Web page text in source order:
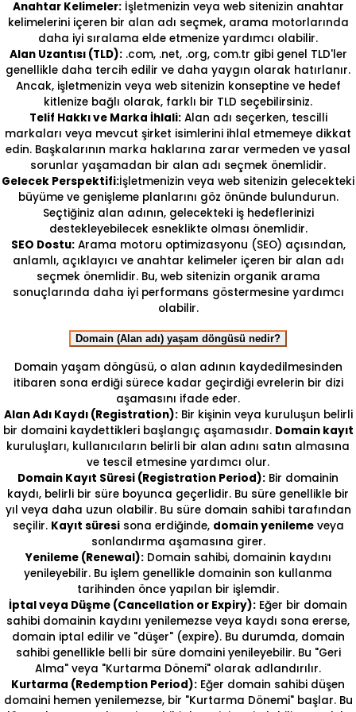
Anahtar Kelimeler:İşletmenizin veya web sitenizin anahtar
kelimelerini içeren bir alan adı seçmek, arama motorlarında
daha iyi sıralama elde etmenize yardımcı olabilir.
Alan Uzantısı (TLD):.com, .net, .org, com.tr gibi genel TLD'ler
genellikle daha tercih edilir ve daha yaygın olarak hatırlanır.
Ancak, işletmenizin veya web sitenizin konseptine ve hedef
kitlenize bağlı olarak, farklı bir TLD seçebilirsiniz.
Telif Hakkı ve Marka İhlali:Alan adı seçerken, tescilli
markaları veya mevcut şirket isimlerini ihlal etmemeye dikkat
edin. Başkalarının marka haklarına zarar vermeden ve yasal
sorunlar yaşamadan bir alan adı seçmek önemlidir.
Gelecek Perspektifi:İşletmenizin veya web sitenizin gelecekteki
büyüme ve genişleme planlarını göz önünde bulundurun.
Seçtiğiniz alan adının, gelecekteki iş hedeflerinizi
destekleyebilecek esneklikte olması önemlidir.
SEO Dostu:Arama motoru optimizasyonu (SEO) açısından,
anlamlı, açıklayıcı ve anahtar kelimeler içeren bir alan adı
seçmek önemlidir. Bu, web sitenizin organik arama
sonuçlarında daha iyi performans göstermesine yardımcı
olabilir.
Domain (Alan adı) yaşam döngüsü nedir?
Domain yaşam döngüsü, o alan adının kaydedilmesinden
itibaren sona erdiği sürece kadar geçirdiği evrelerin bir dizi
aşamasını ifade eder.
Alan Adı Kaydı (Registration):Bir kişinin veya kuruluşun belirli
bir domaini kaydettikleri başlangıç aşamasıdır. Domain kayıt
kuruluşları, kullanıcıların belirli bir alan adını satın almasına
ve tescil etmesine yardımcı olur.
Domain Kayıt Süresi (Registration Period): Bir domainin
kaydı, belirli bir süre boyunca geçerlidir. Bu süre genellikle bir
yıl veya daha uzun olabilir. Bu süre domain sahibi tarafından
seçilir. Kayıt süresisona erdiğinde, domain yenilemeveya
sonlandırma aşamasına girer.
Yenileme (Renewal):Domain sahibi, domainin kaydını
yenileyebilir. Bu işlem genellikle domainin son kullanma
tarihinden önce yapılan bir işlemdir.
İptal veya Düşme (Cancellation or Expiry): Eğer bir domain
sahibi domainin kaydını yenilemezse veya kaydı sona ererse,
domain iptal edilir ve "düşer" (expire). Bu durumda, domain
sahibi genellikle belli bir süre domaini yenileyebilir. Bu "Geri
Alma" veya "Kurtarma Dönemi" olarak adlandırılır.
Kurtarma (Redemption Period): Eğer domain sahibi düşen
domaini hemen yenilemezse, bir "Kurtarma Dönemi" başlar. Bu